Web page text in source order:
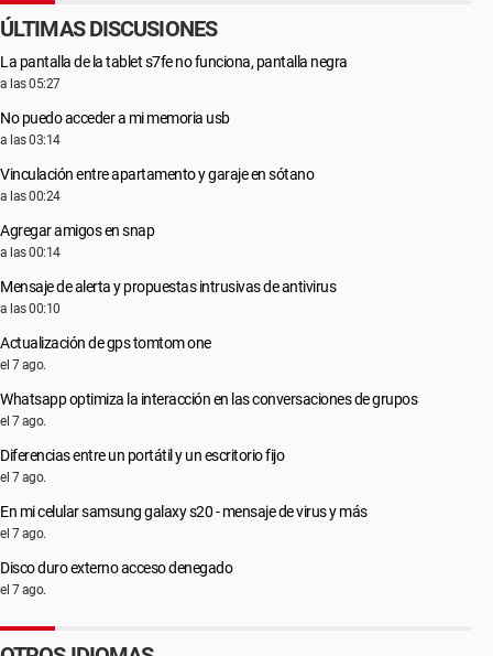
ÚLTIMAS DISCUSIONES
La pantalla de la tablet s7fe no funciona, pantalla negra
a las 05:27
No puedo acceder a mi memoria usb
a las 03:14
Vinculación entre apartamento y garaje en sótano
a las 00:24
Agregar amigos en snap
a las 00:14
Mensaje de alerta y propuestas intrusivas de antivirus
a las 00:10
Actualización de gps tomtom one
el 7 ago.
Whatsapp optimiza la interacción en las conversaciones de grupos
el 7 ago.
Diferencias entre un portátil y un escritorio fijo
el 7 ago.
En mi celular samsung galaxy s20 - mensaje de virus y más
el 7 ago.
Disco duro externo acceso denegado
el 7 ago.